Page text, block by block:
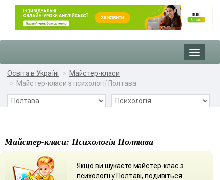
Toggle
Освіта в Україні
Майстер-класи
Майстер-класи з психології Полтава
Майстер-класи: Психологія Полтава
Якщо ви шукаєте майстер-клас з
психології у Полтаві, подивіться